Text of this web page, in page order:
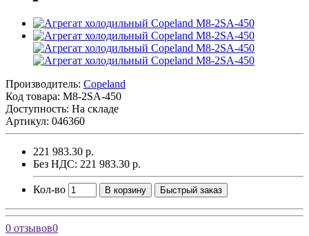
Производитель: Copeland
Код товара: M8-2SA-450
Доступность: На складе
Артикул: 046360
221 983.30 р.
Без НДС: 221 983.30 р.
Кол-во В корзину Быстрый заказ
0 отзывов0